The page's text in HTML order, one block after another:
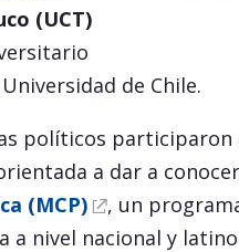
(UCT)
de Chile.
políticos participaron
a dar a
(MCP)
, un
a nivel nacional y